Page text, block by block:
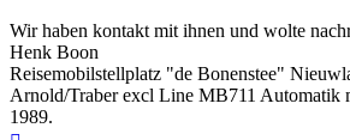
Wir haben kontakt mit ihnen und wolte
Henk Boon
Reisemobilstellplatz "de Bonenstee"
Arnold/Traber excl Line MB711 Automatik
1989.